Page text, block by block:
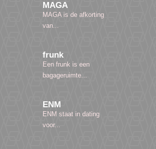
MAGA
MAGA is de afkorting
van...
frunk
Een frunk is een
bagageruimte...
ENM
ENM staat in dating
voor...